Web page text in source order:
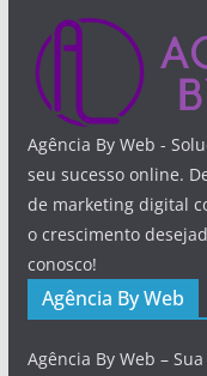
Agência By Web -
seu sucesso online.
de marketing digital
o crescimento
conosco!
Agência By Web
Agência By Web –